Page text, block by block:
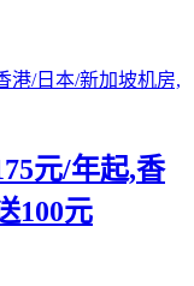
元/年起,香
100元